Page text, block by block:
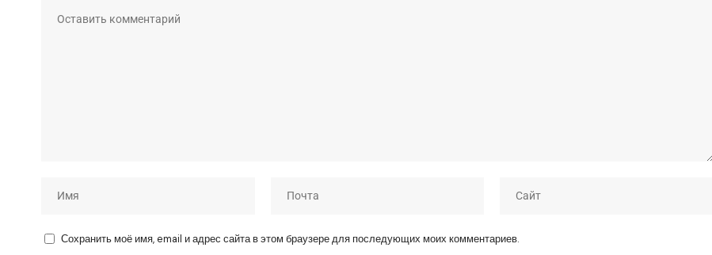
Сохранить моё имя, email и адрес сайта в этом браузере для последующих моих комментариев.